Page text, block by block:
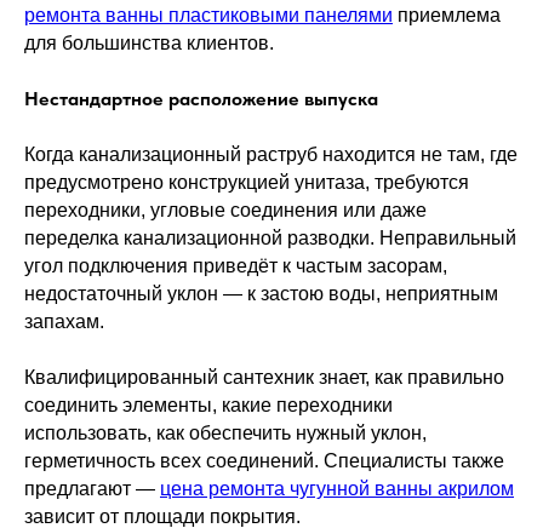
ремонта ванны пластиковыми панелями приемлема
для большинства клиентов.
Нестандартное расположение выпуска
Когда канализационный раструб находится не там, где
предусмотрено конструкцией унитаза, требуются
переходники, угловые соединения или даже
переделка канализационной разводки. Неправильный
угол подключения приведёт к частым засорам,
недостаточный уклон — к застою воды, неприятным
запахам.
Квалифицированный сантехник знает, как правильно
соединить элементы, какие переходники
использовать, как обеспечить нужный уклон,
герметичность всех соединений. Специалисты также
предлагают — цена ремонта чугунной ванны акрилом
зависит от площади покрытия.